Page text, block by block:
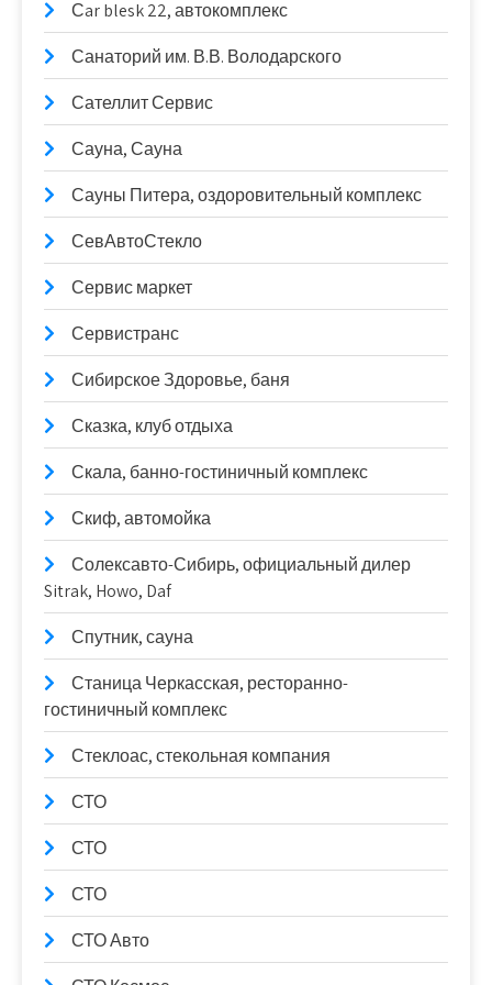
Сar blesk 22, автокомплекс
Санаторий им. В.В. Володарского
Сателлит Сервис
Сауна, Сауна
Сауны Питера, оздоровительный комплекс
СевАвтоСтекло
Сервис маркет
Сервистранс
Сибирское Здоровье, баня
Сказка, клуб отдыха
Скала, банно-гостиничный комплекс
Скиф, автомойка
Солексавто-Сибирь, официальный дилер
Sitrak, Howo, Daf
Спутник, сауна
Станица Черкасская, ресторанно-
гостиничный комплекс
Стеклоас, стекольная компания
СТО
СТО
СТО
СТО Авто